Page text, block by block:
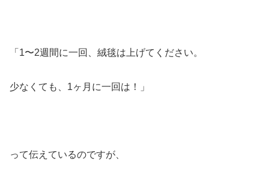
「1〜2週間に一回、絨毯は上げてください。
少なくても、1ヶ月に一回は！」
って伝えているのですが、